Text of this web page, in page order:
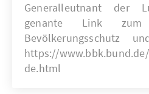
Generalleutnant der
genante Link
Bevölkerungsschutz
https://
de.html